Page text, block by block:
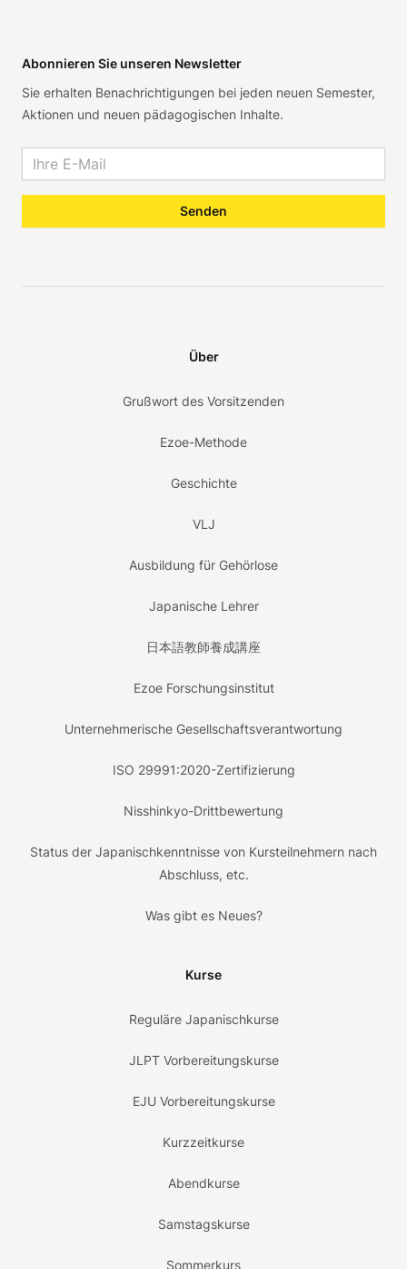
Abonnieren Sie unseren Newsletter
Sie erhalten Benachrichtigungen bei jeden neuen Semester,
Aktionen und neuen pädagogischen Inhalte.
Email address
Senden
Über
Grußwort des Vorsitzenden
Ezoe-Methode
Geschichte
VLJ
Ausbildung für Gehörlose
Japanische Lehrer
日本語教師養成講座
Ezoe Forschungsinstitut
Unternehmerische Gesellschaftsverantwortung
ISO 29991:2020-Zertifizierung
Nisshinkyo-Drittbewertung
Status der Japanischkenntnisse von Kursteilnehmern nach
Abschluss, etc.
Was gibt es Neues?
Kurse
Reguläre Japanischkurse
JLPT Vorbereitungskurse
EJU Vorbereitungskurse
Kurzzeitkurse
Abendkurse
Samstagskurse
Sommerkurs